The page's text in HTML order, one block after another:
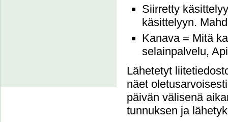
Siirretty
käsittelyyn.
Kanava = Mitä
selainpalvelu,
Lähetetyt
näet
päivän välisenä
tunnuksen ja